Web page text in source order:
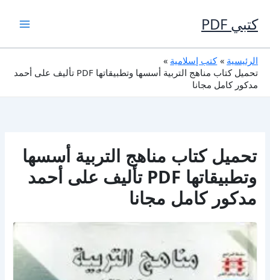
إلى
المحتوى
كتبي PDF
الرئيسية
كتب إسلامية
تحميل كتاب مناهج التربية أسسها وتطبيقاتها PDF تأليف على أحمد
مدكور كامل مجانا
تحميل كتاب مناهج التربية أسسها
وتطبيقاتها PDF تأليف على أحمد
مدكور كامل مجانا